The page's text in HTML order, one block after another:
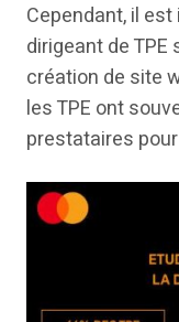
Cependant, il
dirigeant de
création de site
les TPE ont
prestataires